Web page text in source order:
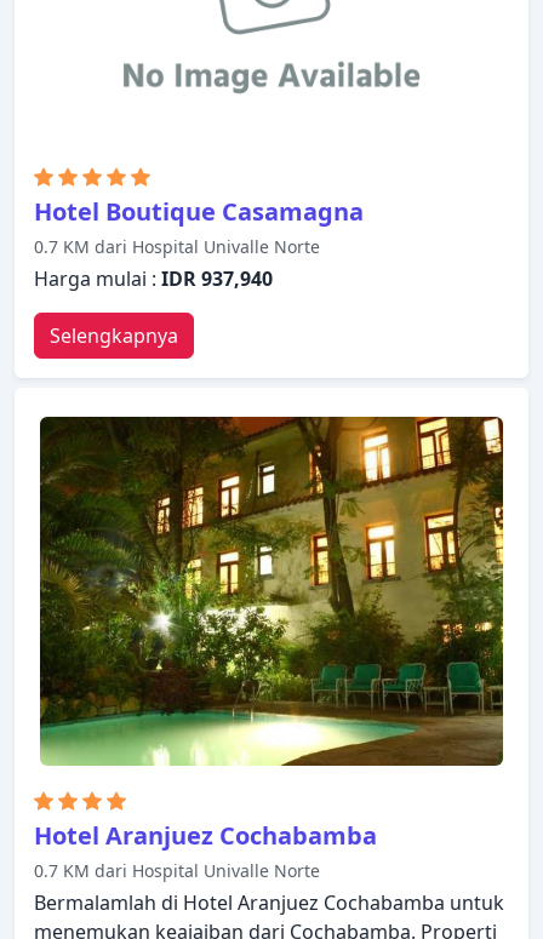
Hotel Boutique Casamagna
0.7 KM dari Hospital Univalle Norte
Harga mulai : IDR 937,940
Selengkapnya
Hotel Aranjuez Cochabamba
0.7 KM dari Hospital Univalle Norte
Bermalamlah di Hotel Aranjuez Cochabamba untuk
menemukan keajaiban dari Cochabamba. Properti